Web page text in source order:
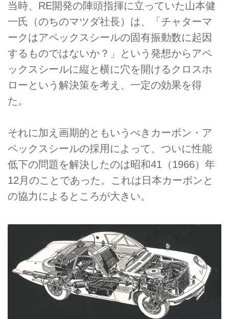
当時、RE開発の陣頭指揮に立っていた山本健
一氏（のちのマツダ社長）は、「チャターマ
ークはアペックスシールの固有振動数に起因
するものではないか？」という発想からアペ
ックスシールに縦と横に穴を開けるクロスホ
ローという解決策を考え、一定の効果を得
た。
それに加え画期的ともいうべきカーボン・ア
ペックスシールの採用によって、ついに性能
低下の問題を解決したのは昭和41（1966）年
12月のことであった。これは日本カーボンと
の協力によるところが大きい。